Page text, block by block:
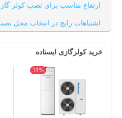
ارتفاع مناسب برای نصب کولر
اشتباهات رایج در انتخاب محل
خرید کولرگازی ایستاده
31%